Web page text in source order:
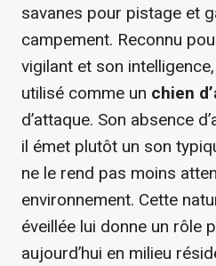
savanes pour pistage et
campement. Reconnu
vigilant et son
utilisé comme un chien
d’attaque. Son absence
il émet plutôt un son
ne le rend pas moins
environnement. Cette
éveillée lui donne un rôle
aujourd’hui en milieu